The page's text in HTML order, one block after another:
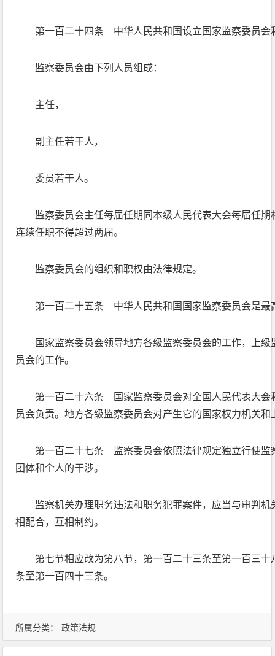
所属分类： 政策法规
第一百二十四条 中华人民共和国设立国家监察委员会
监察委员会由下列人员组成：
主任，
副主任若干人，
委员若干人。
监察委员会主任每届任期同本级人民代表大会每届任
连续任职不得超过两届。
监察委员会的组织和职权由法律规定。
第一百二十五条 中华人民共和国国家监察委员会是最
国家监察委员会领导地方各级监察委员会的工作，上
员会的工作。
第一百二十六条 国家监察委员会对全国人民代表大会
员会负责。地方各级监察委员会对产生它的国家权力机关
第一百二十七条 监察委员会依照法律规定独立行使监
团体和个人的干涉。
监察机关办理职务违法和职务犯罪案件，应当与审判
相配合，互相制约。
第七节相应改为第八节，第一百二十三条至第一百三
条至第一百四十三条。